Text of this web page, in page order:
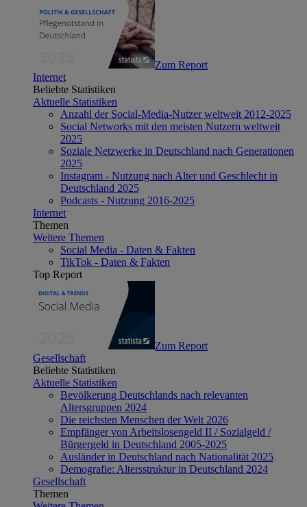
Zum Report
Internet
Beliebte Statistiken
Aktuelle Statistiken
Anzahl der Social-Media-Nutzer weltweit 2012-2025
Social Networks mit den meisten Nutzern weltweit
2025
Soziale Netzwerke in Deutschland nach Generationen
2025
Instagram - Nutzung nach Alter und Geschlecht in
Deutschland 2025
Podcasts - Nutzung 2016-2025
Internet
Themen
Weitere Themen
Social Media - Daten & Fakten
TikTok - Daten & Fakten
Top Report
Zum Report
Gesellschaft
Beliebte Statistiken
Aktuelle Statistiken
Bevölkerung Deutschlands nach relevanten
Altersgruppen 2024
Die reichsten Menschen der Welt 2026
Empfänger von Arbeitslosengeld II / Sozialgeld /
Bürgergeld in Deutschland 2005-2025
Ausländer in Deutschland nach Nationalität 2025
Demografie: Altersstruktur in Deutschland 2024
Gesellschaft
Themen